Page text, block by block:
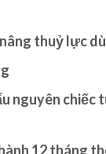
thuỷ lực
nguyên chiếc
12 tháng